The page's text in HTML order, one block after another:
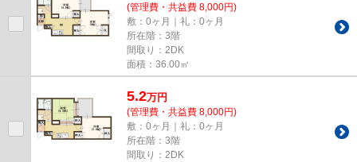
(管理費・共益費 8,000円)
敷：0ヶ月｜礼：0ヶ月
所在階：3階
間取り：2DK
面積：36.00㎡
5.2万円
(管理費・共益費 8,000円)
敷：0ヶ月｜礼：0ヶ月
所在階：3階
間取り：2DK